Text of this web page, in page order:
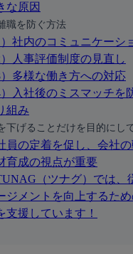
な原因
職を防ぐ方法
）社内のコミュニケーシ
人事評価制度の見直し
多様な働き方への対応
入社後のミスマッチを
組み
下げることだけを目的にし
員の定着を促し、会社
育成の視点が重要
（ツナグ）では、
ジメントを向上するた
支援しています！